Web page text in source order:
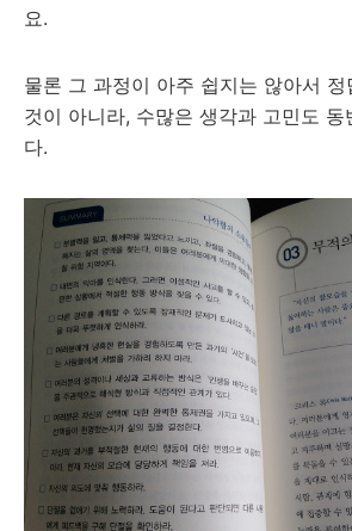
요.
물론 그 과정이 아주 쉽지는 않아서
것이 아니라, 수많은 생각과 고민도 동
다.